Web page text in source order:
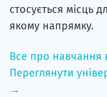
стосується місць
якому напрямку.
Все про навчання
Переглянути
→